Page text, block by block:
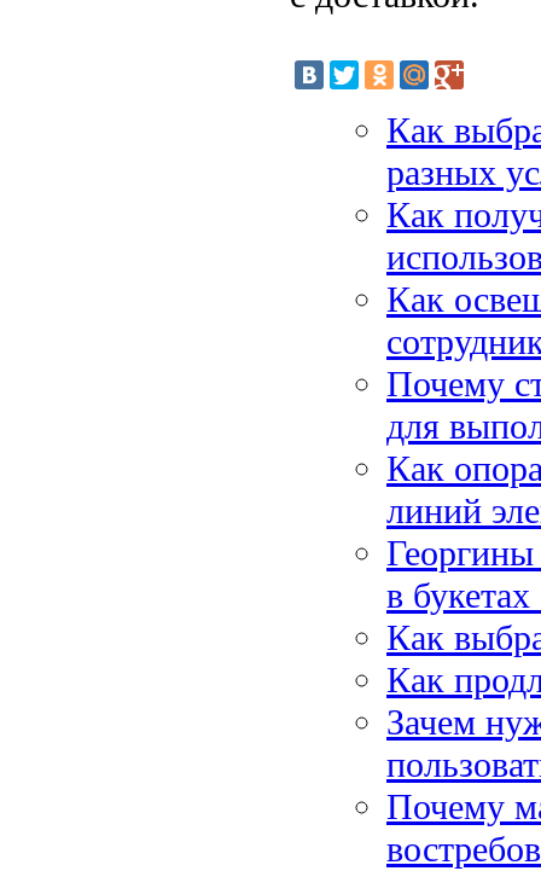
Как
разных
Как
Как
Почему
для
Как
линий
в
Как
Как
Зачем
Почему